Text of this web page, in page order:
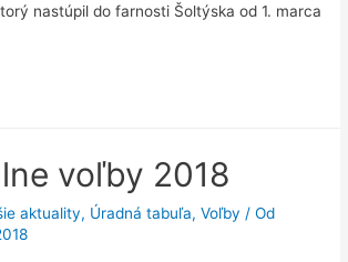
nastúpil do farnosti Šoltýska od 1. marca
voľby 2018
aktuality, Úradná tabuľa,Voľby / Od